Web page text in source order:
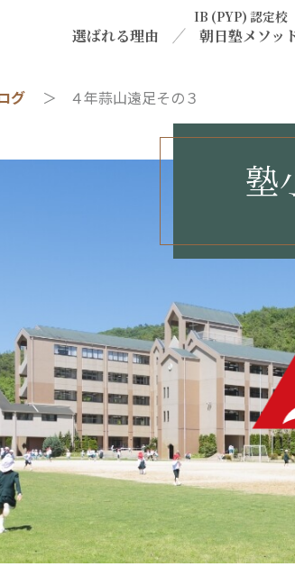
IB (PYP) 認定校
選ばれる理由 朝日塾メソッ
グ ４年蒜山遠足その３
塾